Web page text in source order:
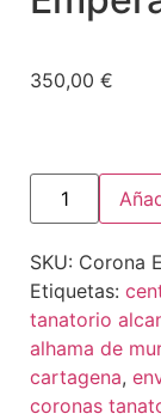
350,00 €
SKU: Corona
Etiquetas:
tanatorio
alhama de
cartagena,
coronas